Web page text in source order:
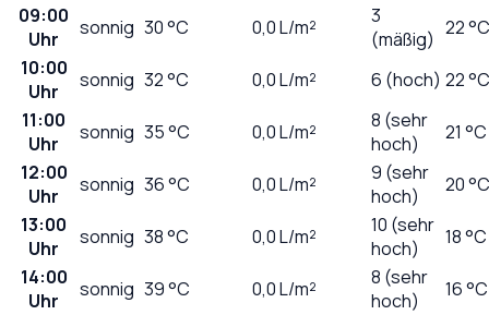
09:00
Uhr
sonnig 30°C 0,0L/m²
3
(mäßig) 22 °C
10:00
Uhr
sonnig 32°C 0,0L/m² 6 (hoch) 22 °C
11:00
Uhr
sonnig 35°C 0,0L/m²
8 (sehr
hoch)
21 °C
12:00
Uhr
sonnig 36°C 0,0L/m²
9 (sehr
hoch)
20 °C
13:00
Uhr
sonnig 38°C 0,0L/m²
10 (sehr
hoch)
18 °C
14:00
Uhr
sonnig 39°C 0,0L/m²
8 (sehr
hoch)
16 °C